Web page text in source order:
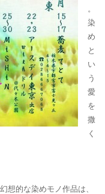
。
染
め
と
い
う
愛
を
撒
く
的な染めモノ作品は、